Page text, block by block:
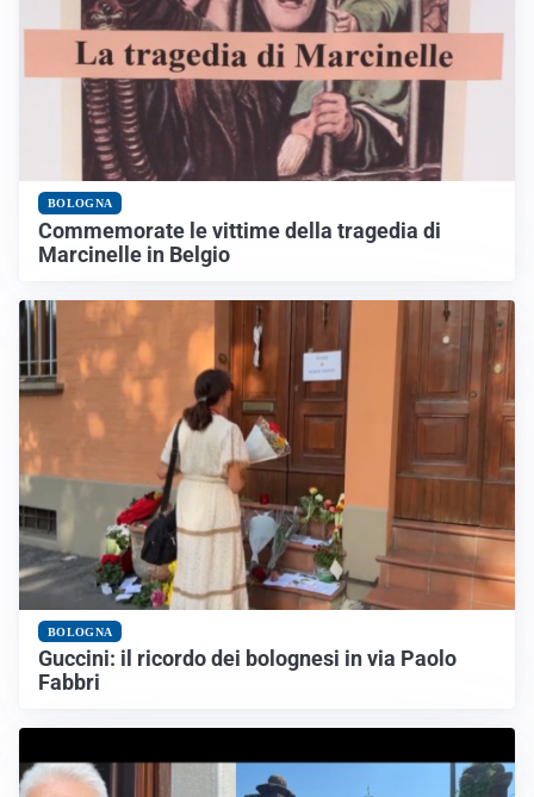
BOLOGNA
Commemorate le vittime della tragedia di
Marcinelle in Belgio
BOLOGNA
Guccini: il ricordo dei bolognesi in via Paolo
Fabbri